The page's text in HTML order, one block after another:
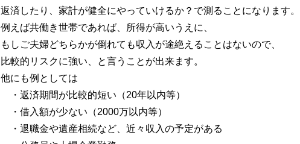
返済したり、家計が健全にやっていけるか？で測ることになります。
例えば共働き世帯であれば、所得が高いうえに、
もしご夫婦どちらかが倒れても収入が途絶えることはないので、
比較的リスクに強い、と言うことが出来ます。
他にも例としては
・返済期間が比較的短い（20年以内等）
・借入額が少ない（2000万以内等）
・退職金や遺産相続など、近々収入の予定がある